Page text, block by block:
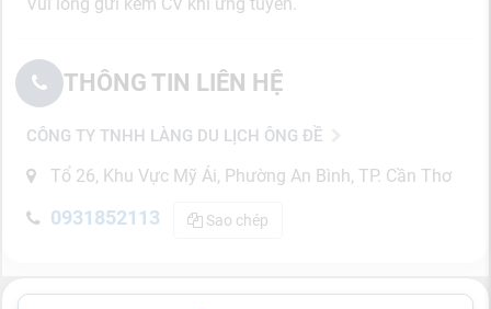
THÔNG TIN LIÊN HỆ
CÔNG TY TNHH LÀNG DU LỊCH ÔNG ĐỀ
Tổ 26, Khu Vực Mỹ Ái, Phường An Bình, TP. Cần Thơ
0931852113 Sao chép